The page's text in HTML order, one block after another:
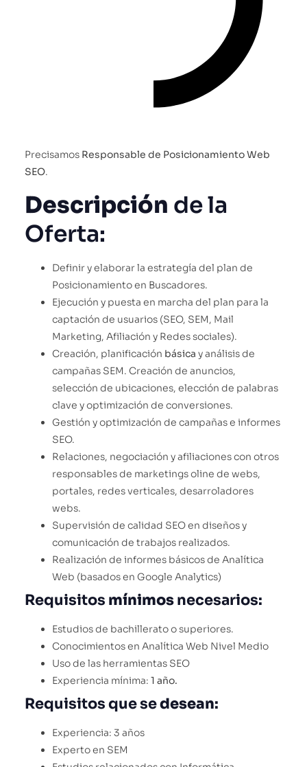
Precisamos Responsable de Posicionamiento Web
SEO.
Descripción de la
Oferta:
Definir y elaborar la estrategía del plan de
Posicionamiento en Buscadores.
Ejecución y puesta en marcha del plan para la
captación de usuarios (SEO, SEM, Mail
Marketing, Afiliación y Redes sociales).
Creación, planificación básica y análisis de
campañas SEM. Creación de anuncios,
selección de ubicaciones, elección de palabras
clave y optimización de conversiones.
Gestión y optimización de campañas e informes
SEO.
Relaciones, negociación y afiliaciones con otros
responsables de marketings oline de webs,
portales, redes verticales, desarroladores
webs.
Supervisión de calidad SEO en diseños y
comunicación de trabajos realizados.
Realización de informes básicos de Analítica
Web (basados en Google Analytics)
Requisitos mínimosnecesarios:
Estudios de bachillerato o superiores.
Conocimientos en Analítica Web Nivel Medio
Uso de las herramientas SEO
Experiencia mínima: 1 año.
Requisitos que sedesean:
Experiencia: 3 años
Experto en SEM